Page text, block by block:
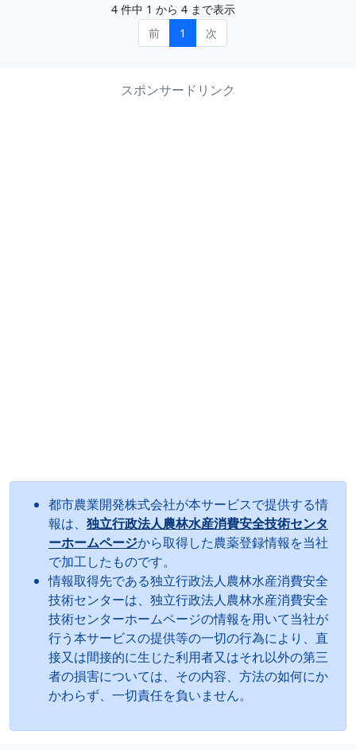
4 件中 1 から 4 まで表示
前
1 次
スポンサードリンク
都市農業開発株式会社が本サービスで提供する情
報は、 独立行政法人農林水産消費安全技術センタ
ーホームページから取得した農薬登録情報を当社
で加工したものです。
情報取得先である独立行政法人農林水産消費安全
技術センターは、独立行政法人農林水産消費安全
技術センターホームページの情報を用いて当社が
行う本サービスの提供等の一切の行為により、直
接又は間接的に生じた利用者又はそれ以外の第三
者の損害については、その内容、方法の如何にか
かわらず、一切責任を負いません。